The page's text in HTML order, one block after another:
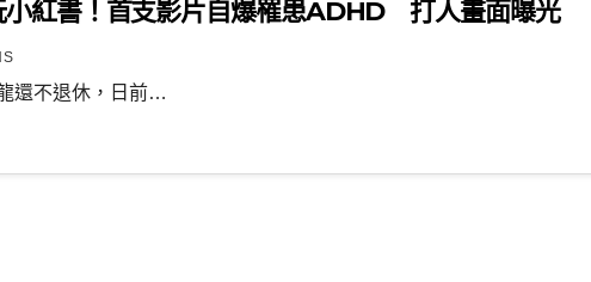
小紅書！首支影片自爆罹患ADHD 打人畫面曝光
還不退休，日前…